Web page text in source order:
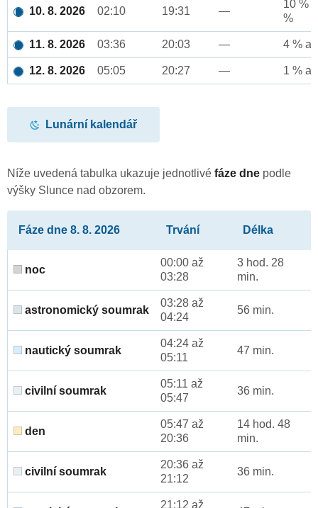
10. 8. 2026 02:10 19:31 —
10 %
%
11. 8. 2026 03:36 20:03 — 4 %
12. 8. 2026 05:05 20:27 — 1 %
Lunární kalendář
Níže uvedená tabulka ukazuje jednotlivé fáze dne podle
výšky Slunce nad obzorem.
Fáze dne 8. 8. 2026 Trvání Délka
noc
00:00 až
03:28
3 hod. 28
min.
astronomický soumrak
03:28 až
04:24
56 min.
nautický soumrak
04:24 až
05:11
47 min.
civilní soumrak
05:11 až
05:47
36 min.
den
05:47 až
20:36
14 hod. 48
min.
civilní soumrak
20:36 až
21:12
36 min.
21:12 až